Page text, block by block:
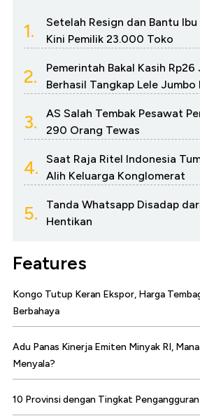
1.
Setelah Resign dan Bantu
Kini Pemilik 23.000 Toko
2.
Pemerintah Bakal Kasih
Berhasil Tangkap Lele Jumbo
3.
AS Salah Tembak Pesawat
290 Orang Tewas
4.
Saat Raja Ritel Indonesia
Alih Keluarga Konglomerat
5.
Tanda Whatsapp Disadap
Hentikan
Features
Kongo Tutup Keran Ekspor, Harga
Berbahaya
Adu Panas Kinerja Emiten Minyak RI,
Menyala?
10 Provinsi dengan Tingkat